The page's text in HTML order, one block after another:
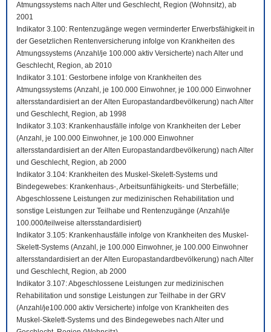
Atmungssystems nach Alter und Geschlecht, Region (Wohnsitz), ab
2001
Indikator 3.100: Rentenzugänge wegen verminderter Erwerbsfähigkeit in
der Gesetzlichen Rentenversicherung infolge von Krankheiten des
Atmungssystems (Anzahl/je 100.000 aktiv Versicherte) nach Alter und
Geschlecht, Region, ab 2010
Indikator 3.101: Gestorbene infolge von Krankheiten des
Atmungssystems (Anzahl, je 100.000 Einwohner, je 100.000 Einwohner
altersstandardisiert an der Alten Europastandardbevölkerung) nach Alter
und Geschlecht, Region, ab 1998
Indikator 3.103: Krankenhausfälle infolge von Krankheiten der Leber
(Anzahl, je 100.000 Einwohner, je 100.000 Einwohner
altersstandardisiert an der Alten Europastandardbevölkerung) nach Alter
und Geschlecht, Region, ab 2000
Indikator 3.104: Krankheiten des Muskel-Skelett-Systems und
Bindegewebes: Krankenhaus-, Arbeitsunfähigkeits- und Sterbefälle;
Abgeschlossene Leistungen zur medizinischen Rehabilitation und
sonstige Leistungen zur Teilhabe und Rentenzugänge (Anzahl/je
100.000/teilweise altersstandardisiert)
Indikator 3.105: Krankenhausfälle infolge von Krankheiten des Muskel-
Skelett-Systems (Anzahl, je 100.000 Einwohner, je 100.000 Einwohner
altersstandardisiert an der Alten Europastandardbevölkerung) nach Alter
und Geschlecht, Region, ab 2000
Indikator 3.107: Abgeschlossene Leistungen zur medizinischen
Rehabilitation und sonstige Leistungen zur Teilhabe in der GRV
(Anzahl/je100.000 aktiv Versicherte) infolge von Krankheiten des
Muskel-Skelett-Systems und des Bindegewebes nach Alter und